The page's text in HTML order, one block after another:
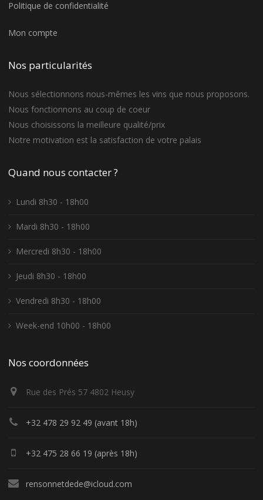
Politique de confidentialité
Mon compte
Nos particularités
Nous sélectionnons nous-mêmes les vins que nous proposons.
Nous fonctionnons au coup de coeur
Nous choisissons la meilleure qualité/prix
Notre motivation est la satisfaction de votre palais
Quand nous contacter ?
Lundi 8h30 - 18h00
Mardi 8h30 - 18h00
Mercredi 8h30 - 18h00
Jeudi 8h30 - 18h00
Vendredi 8h30 - 18h00
Week-end 10h00 - 18h00
Nos coordonnées
Rue des Prés 57 4802 Heusy
+32 478 29 92 49 (avant 18h)
+32 475 28 66 19 (après 18h)
rensonnetdede@icloud.com